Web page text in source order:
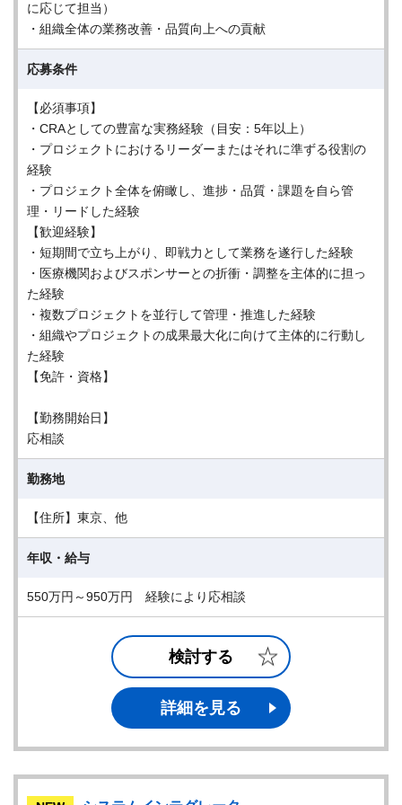
に応じて担当）
・組織全体の業務改善・品質向上への貢献
応募条件
【必須事項】
・CRAとしての豊富な実務経験（目安：5年以上）
・プロジェクトにおけるリーダーまたはそれに準ずる役割の
経験
・プロジェクト全体を俯瞰し、進捗・品質・課題を自ら管
理・リードした経験
【歓迎経験】
・短期間で立ち上がり、即戦力として業務を遂行した経験
・医療機関およびスポンサーとの折衝・調整を主体的に担っ
た経験
・複数プロジェクトを並行して管理・推進した経験
・組織やプロジェクトの成果最大化に向けて主体的に行動し
た経験
【免許・資格】
【勤務開始日】
応相談
勤務地
【住所】東京、他
年収・給与
550万円～950万円 経験により応相談
検討する
詳細を見る